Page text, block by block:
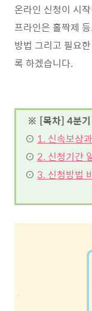
온라인 신청이 시
프라인은 홀짝제
방법 그리고 필요
록 하겠습니다.
※ [목차] 4분기
⊙ 1. 신속보상
⊙ 2. 신청기간
⊙ 3. 신청방법